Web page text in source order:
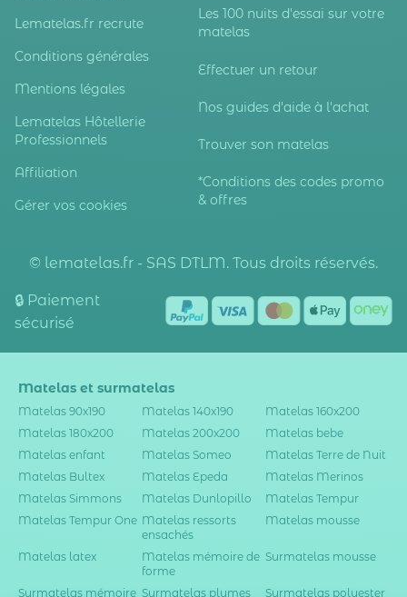
Lematelas.fr recrute
Conditions générales
Mentions légales
Lematelas Hôtellerie
Professionnels
Affiliation
Gérer vos cookies
Les 100 nuits d'essai sur votre
matelas
Effectuer un retour
Nos guides d'aide à l'achat
Trouver son matelas
*Conditions des codes promo
& offres
© lematelas.fr - SAS DTLM. Tous droits réservés.
🔒 Paiement
sécurisé
Matelas et surmatelas
Matelas 90x190 Matelas 140x190
Matelas 160x200
Matelas 180x200
Matelas 200x200
Matelas bebe
Matelas enfant
Matelas Someo
Matelas Terre de Nuit
Matelas Bultex
Matelas Epeda
Matelas Merinos
Matelas Simmons
Matelas Dunlopillo
Matelas Tempur
Matelas Tempur One Matelas ressorts
ensachés
Matelas mousse
Matelas latex
Matelas mémoire de
forme
Surmatelas mousse
Surmatelas mémoire Surmatelas plumes Surmatelas polyester